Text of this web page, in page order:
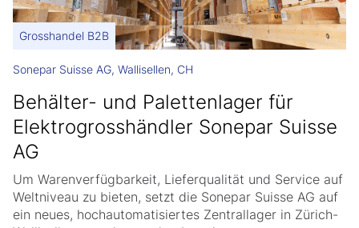
Grosshandel B2B
Sonepar Suisse AG, Wallisellen, CH
Behälter- und Palettenlager für
Elektrogrosshändler Sonepar Suisse
AG
Um Warenverfügbarkeit, Lieferqualität und Service auf
Weltniveau zu bieten, setzt die Sonepar Suisse AG auf
ein neues, hochautomatisiertes Zentrallager in Zürich-